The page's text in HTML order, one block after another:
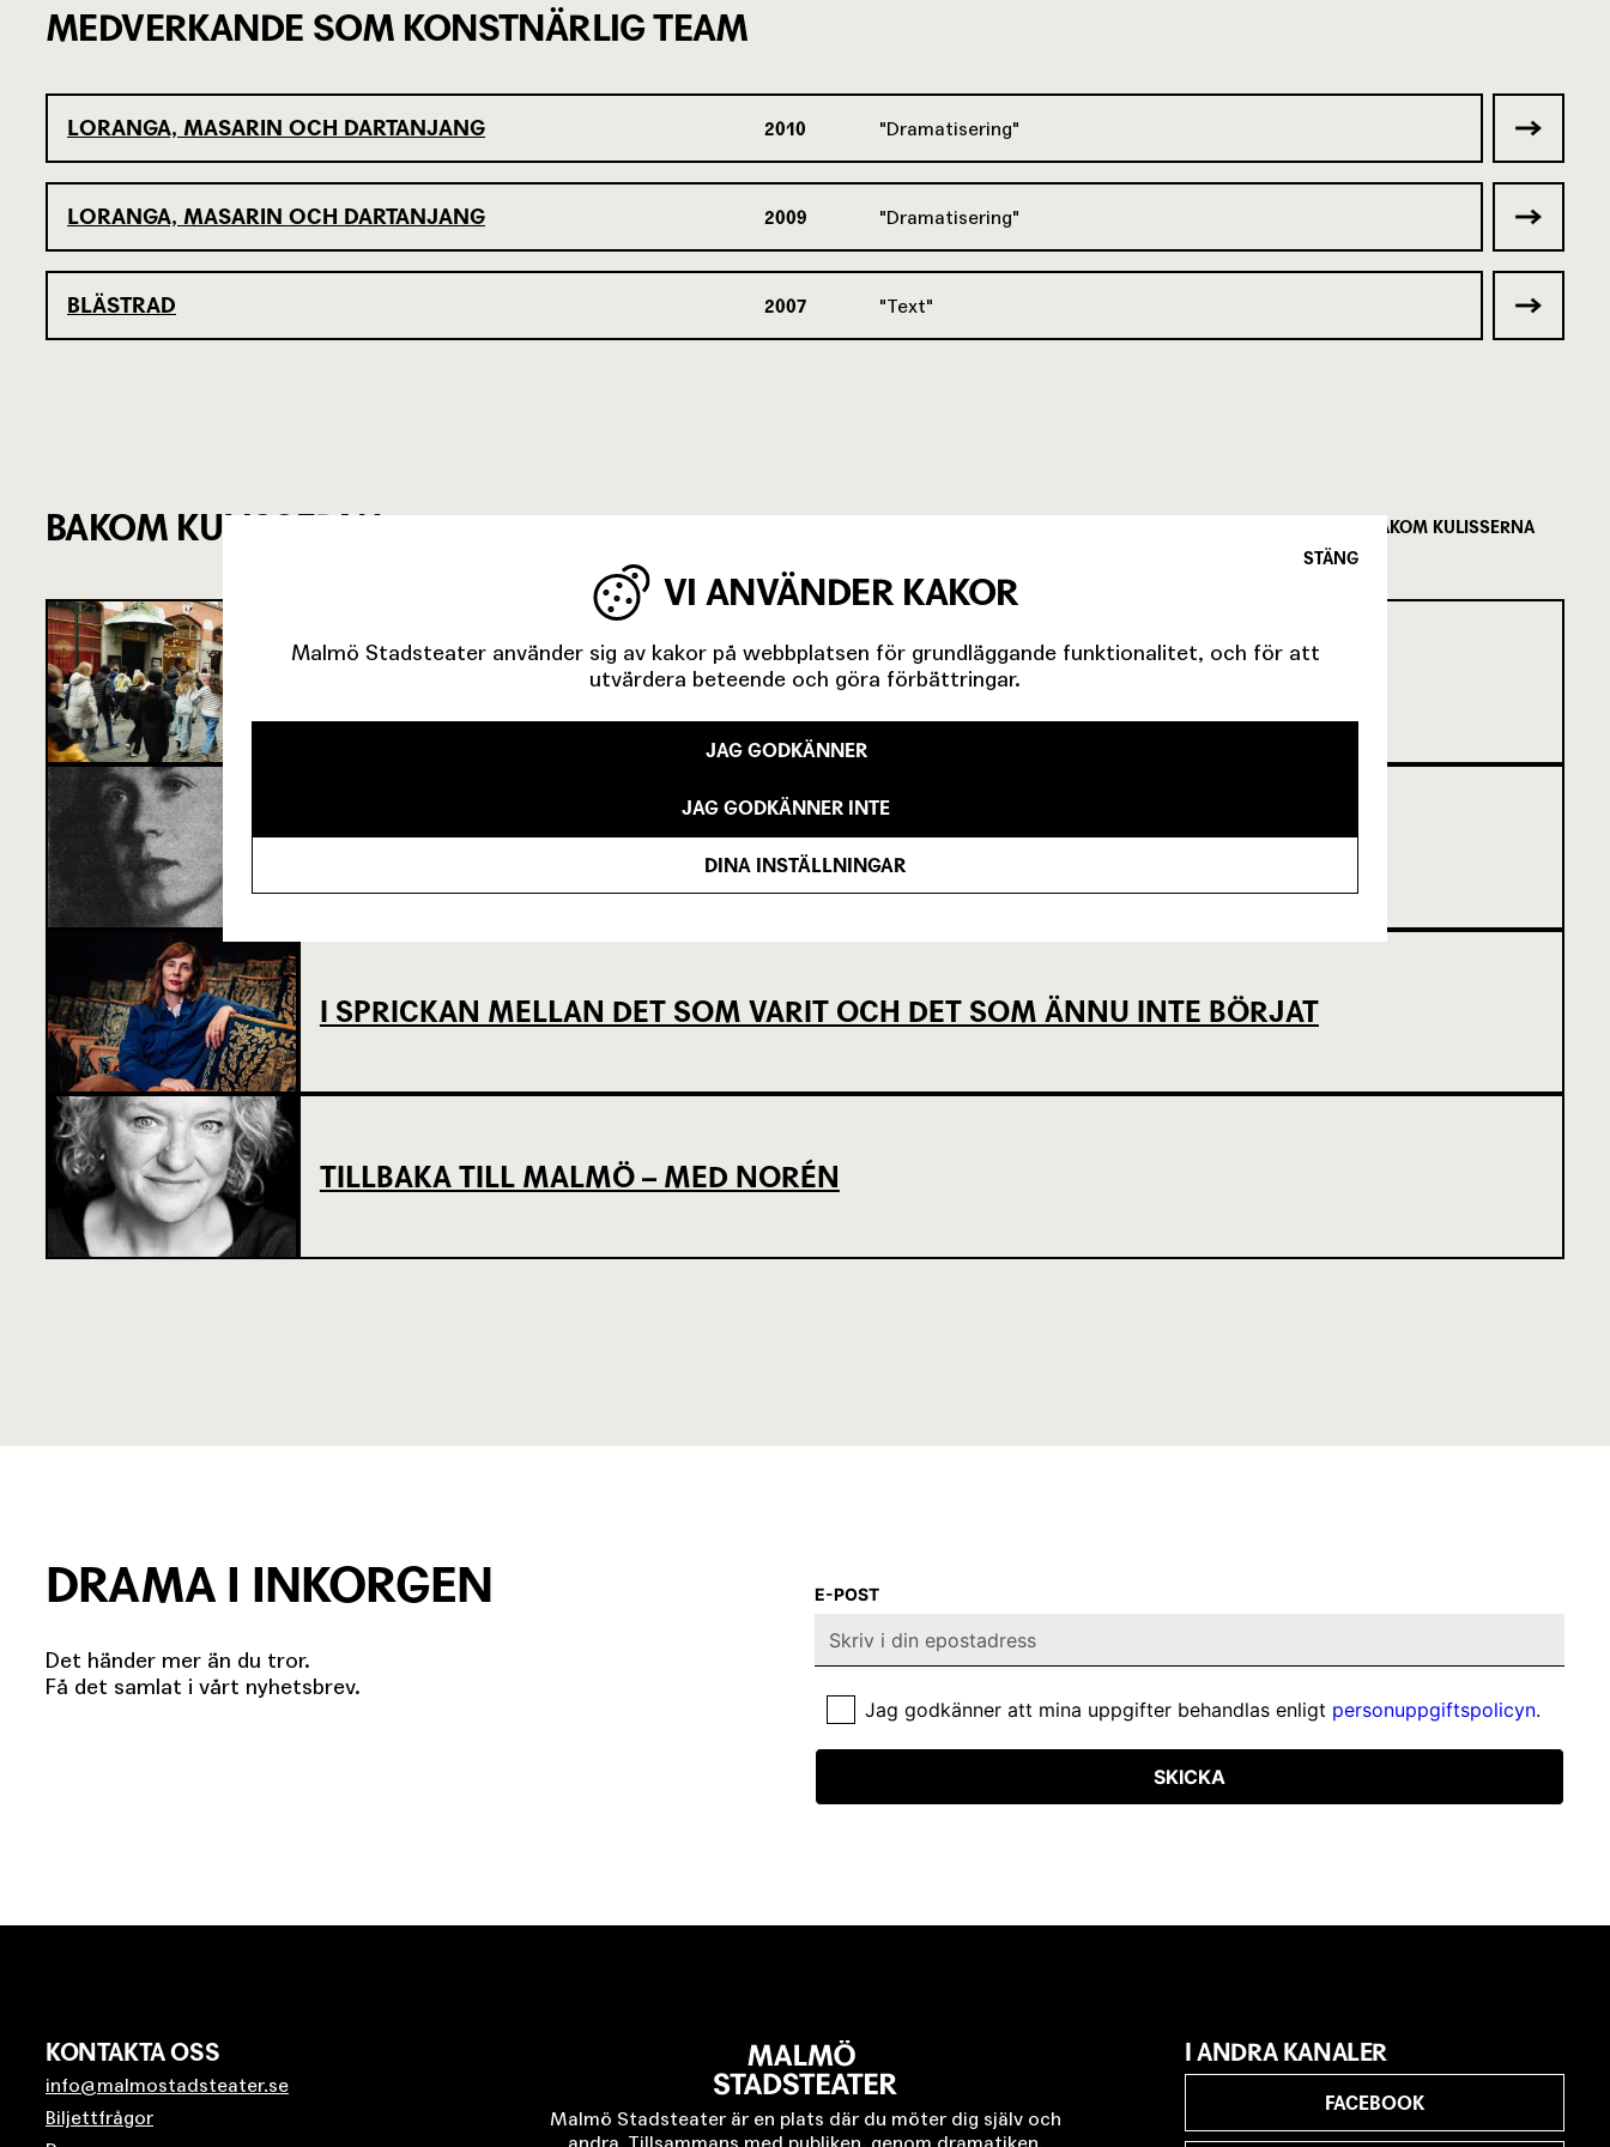
MEDVERKANDE SOM KONSTNÄRLIG TEAM
LORANGA, MASARIN OCH DARTANJANG 2010 Dramatisering
LORANGA, MASARIN OCH DARTANJANG 2009 Dramatisering
BLÄSTRAD 2007 Text
BAKOM KULISSERNA FÖLJ MED BAKOM KULISSERNA
SJU SUPERVIKTIGA MINUTER OM UNGAS RÄTT TILL SCENKONST
OM TOVE DITLEVSEN OCH KÖPENHAMNSTRILOGIN
I SPRICKAN MELLAN DET SOM VARIT OCH DET SOM ÄNNU INTE BÖRJAT
TILLBAKA TILL MALMÖ – MED NORÉN
DRAMA I INKORGEN
Det händer mer än du tror.
Få det samlat i vårt nyhetsbrev.
E-POST
Jag godkänner att mina uppgifter behandlas enligt personuppgiftspolicyn.
SKICKA
KONTAKTA OSS
info@malmostadsteater.se
Biljettfrågor
Malmö Stadsteater är en plats där du möter dig själv och
I ANDRA KANALER
FACEBOOK
STÄNG
VI ANVÄNDER KAKOR
Malmö Stadsteater använder sig av kakor på webbplatsen för grundläggande funktionalitet, och för att
utvärdera beteende och göra förbättringar.
JAG GODKÄNNER
JAG GODKÄNNER INTE
DINA INSTÄLLNINGAR